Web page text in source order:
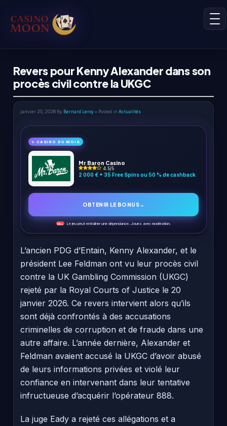
Revers pour Kenny Alexander dans son
procès civil contre la UKGC
janvier 20, 2026 By Bernard Leroy • Posted in Actualités
✨ CASINO DU MOIS
Mr Baron Casino
4.5/5
2 000 € + 35 Free Spins ou 50 % de cashback
OBTENIR LE BONUS→
18+ Le jeu peut entraîner une dépendance. Jouez avec modération.
L’ancien PDG d’Entain, Kenny Alexander, et le
président Lee Feldman ont vu leur procès civil
contre la UK Gambling Commission (UKGC)
rejeté par la Royal Courts of Justice le 20
janvier 2026. Ce revers intervient alors qu’ils
sont déjà confrontés à des accusations
criminelles de corruption et de fraude dans une
autre affaire. L’année dernière, Alexander et
Feldman avaient accusé la UKGC d’avoir abusé
de leurs informations privées et violé leur
confiance en intervenant dans leur tentative
infructueuse d’acquérir l’opérateur 888.
La juge Eady a rejeté ces allégations et a